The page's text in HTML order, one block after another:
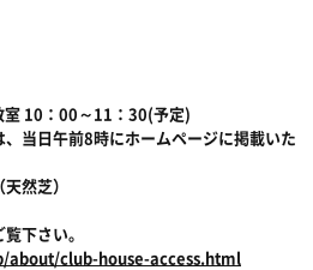
10：00～11：30(予定)
当日午前8時にホームページに掲載いた
然芝）
下さい。
club-house-access.html